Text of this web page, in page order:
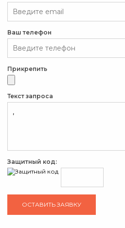
Ваш телефон
Прикрепить
Текст запроса
Защитный код: